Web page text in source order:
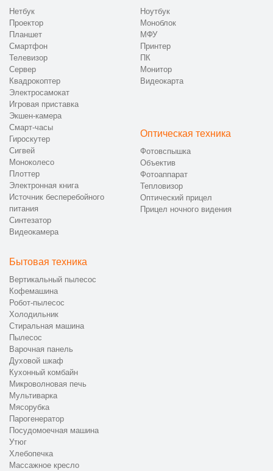
Нетбук
Проектор
Планшет
Смартфон
Телевизор
Сервер
Квадрокоптер
Электросамокат
Игровая приставка
Экшен-камера
Смарт-часы
Гироскутер
Сигвей
Моноколесо
Плоттер
Электронная книга
Источник бесперебойного
питания
Синтезатор
Видеокамера
Ноутбук
Моноблок
МФУ
Принтер
ПК
Монитор
Видеокарта
Оптическая техника
Фотовспышка
Объектив
Фотоаппарат
Тепловизор
Оптический прицел
Прицел ночного видения
Бытовая техника
Вертикальный пылесос
Кофемашина
Робот-пылесос
Холодильник
Стиральная машина
Пылесос
Варочная панель
Духовой шкаф
Кухонный комбайн
Микроволновая печь
Мультиварка
Мясорубка
Парогенератор
Посудомоечная машина
Утюг
Хлебопечка
Массажное кресло